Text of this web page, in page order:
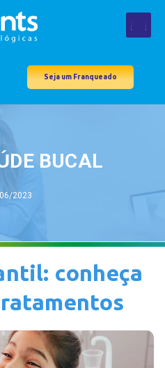
Seja um Franqueado
BUCAL
2023
conheça